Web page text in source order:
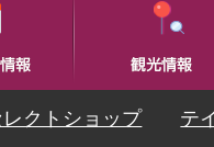
レクトショップ テ